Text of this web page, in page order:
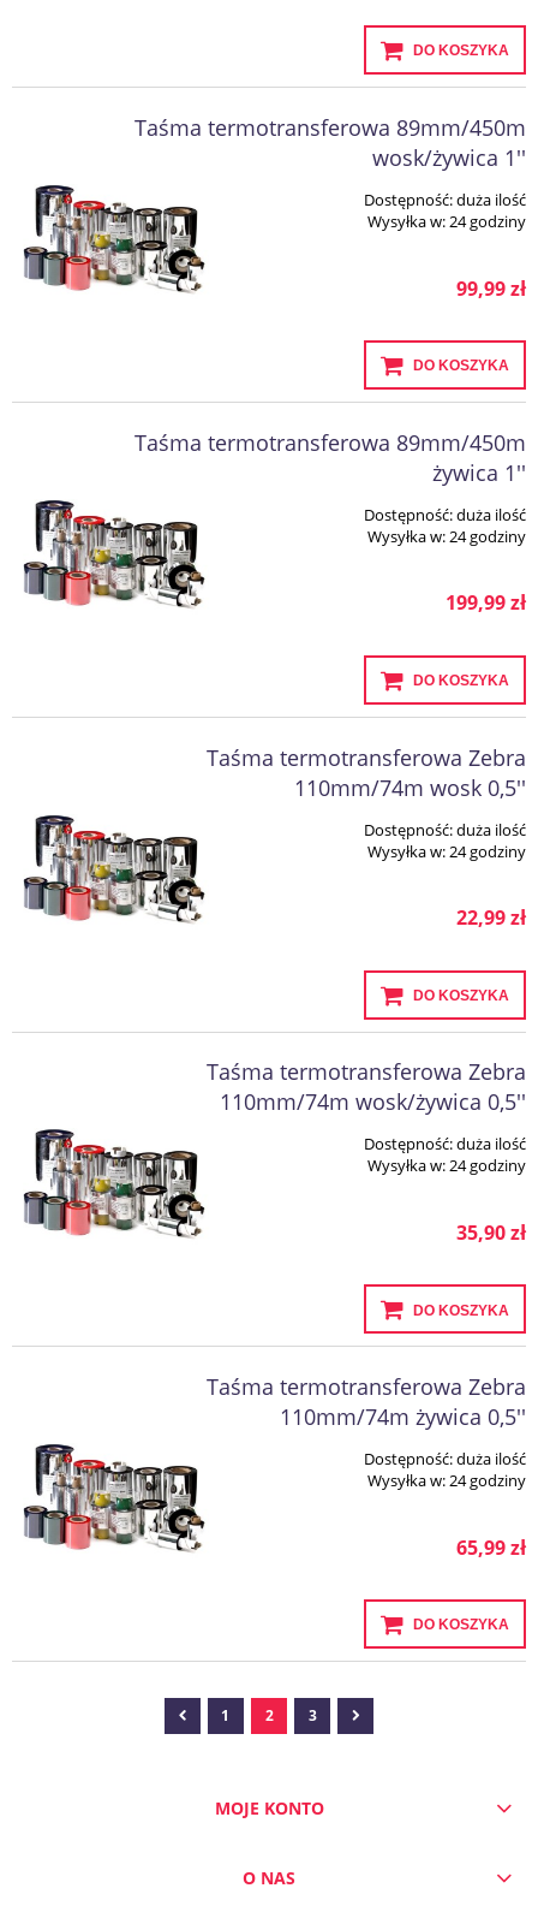
DO KOSZYKA
Taśma termotransferowa 89mm/450m
wosk/żywica 1''
Dostępność:duża ilość
Wysyłka w:24 godziny
99,99 zł
DO KOSZYKA
Taśma termotransferowa 89mm/450m
żywica 1''
Dostępność:duża ilość
Wysyłka w:24 godziny
199,99 zł
DO KOSZYKA
Taśma termotransferowa Zebra
110mm/74m wosk 0,5''
Dostępność:duża ilość
Wysyłka w: 24 godziny
22,99 zł
DO KOSZYKA
Taśma termotransferowa Zebra
110mm/74m wosk/żywica 0,5''
Dostępność:duża ilość
Wysyłka w:24 godziny
35,90 zł
DO KOSZYKA
Taśma termotransferowa Zebra
110mm/74m żywica 0,5''
Dostępność:duża ilość
Wysyłka w:24 godziny
65,99 zł
DO KOSZYKA
1 2 3
MOJE KONTO
O NAS